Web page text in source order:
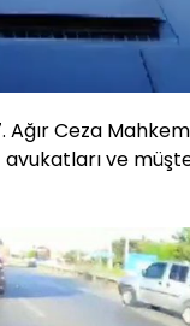
:
Ceza
avukatları ve